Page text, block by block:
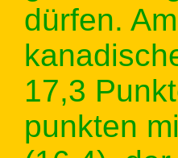
dürfen.
17,3
punkten